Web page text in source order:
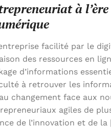
à
facilité par le
des ressources en
d’informations
à retrouver les
changement face aux
agiles de
de l’innovation et de